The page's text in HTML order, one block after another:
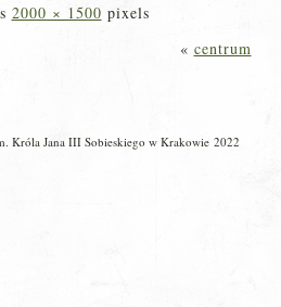
2000 × 1500 pixels
« centrum
Króla Jana III Sobieskiego w Krakowie 2022